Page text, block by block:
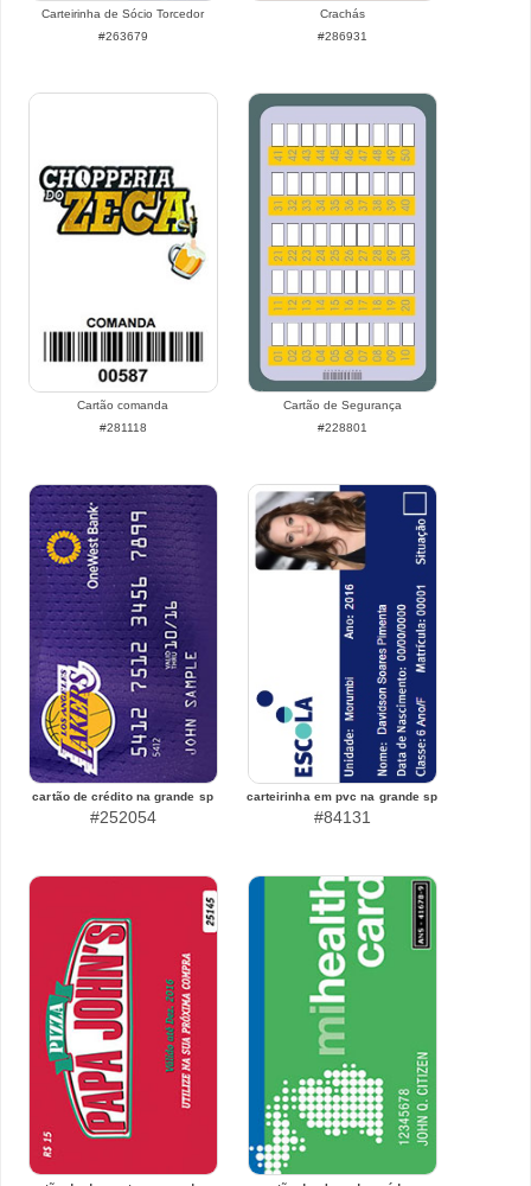
Carteirinha de Sócio Torcedor
#263679
Crachás
#286931
Cartão comanda
#281118
Cartão de Segurança
#228801
cartão de crédito na grande sp
#252054
carteirinha em pvc na grande sp
#84131